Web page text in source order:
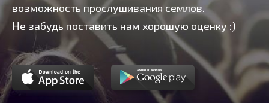
возможность прослушивания семлов.
Не забудь поставить нам хорошую оценку :)